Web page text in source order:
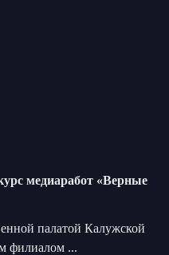
медиаработ «Верные
палатой Калужской
филиалом ...